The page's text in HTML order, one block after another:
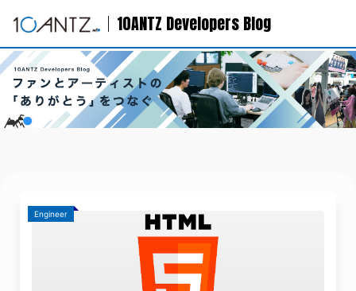
10ANTZ Developers Blog
Engineer